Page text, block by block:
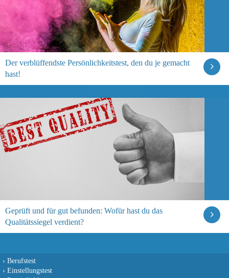
Der verblüffendste Persönlichkeitstest, den du je gemacht
hast!
Geprüft und für gut befunden: Wofür hast du das
Qualitätssiegel verdient?
› Berufstest
› Einstellungstest